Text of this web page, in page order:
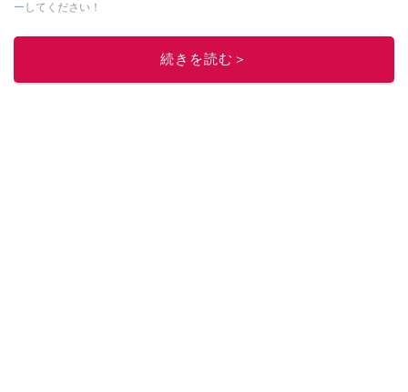
ー してください！
このイチオシストの他の記事を読む
続きを読む＞